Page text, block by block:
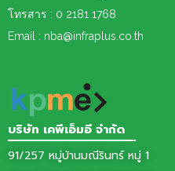
โทรสาร : 0 2181 1768
Email : nba@infraplus.co.th
บริษัท เคพีเอ็มอี จำกัด
91/257 หมู่บ้านมณีรินทร์ หมู่ 1